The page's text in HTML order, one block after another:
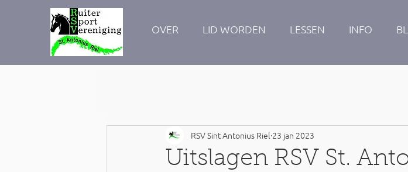
OVER LID WORDEN LESSEN INFO
Uitslagen RSV St.
RSV Sint Antonius Riel 23 jan 2023